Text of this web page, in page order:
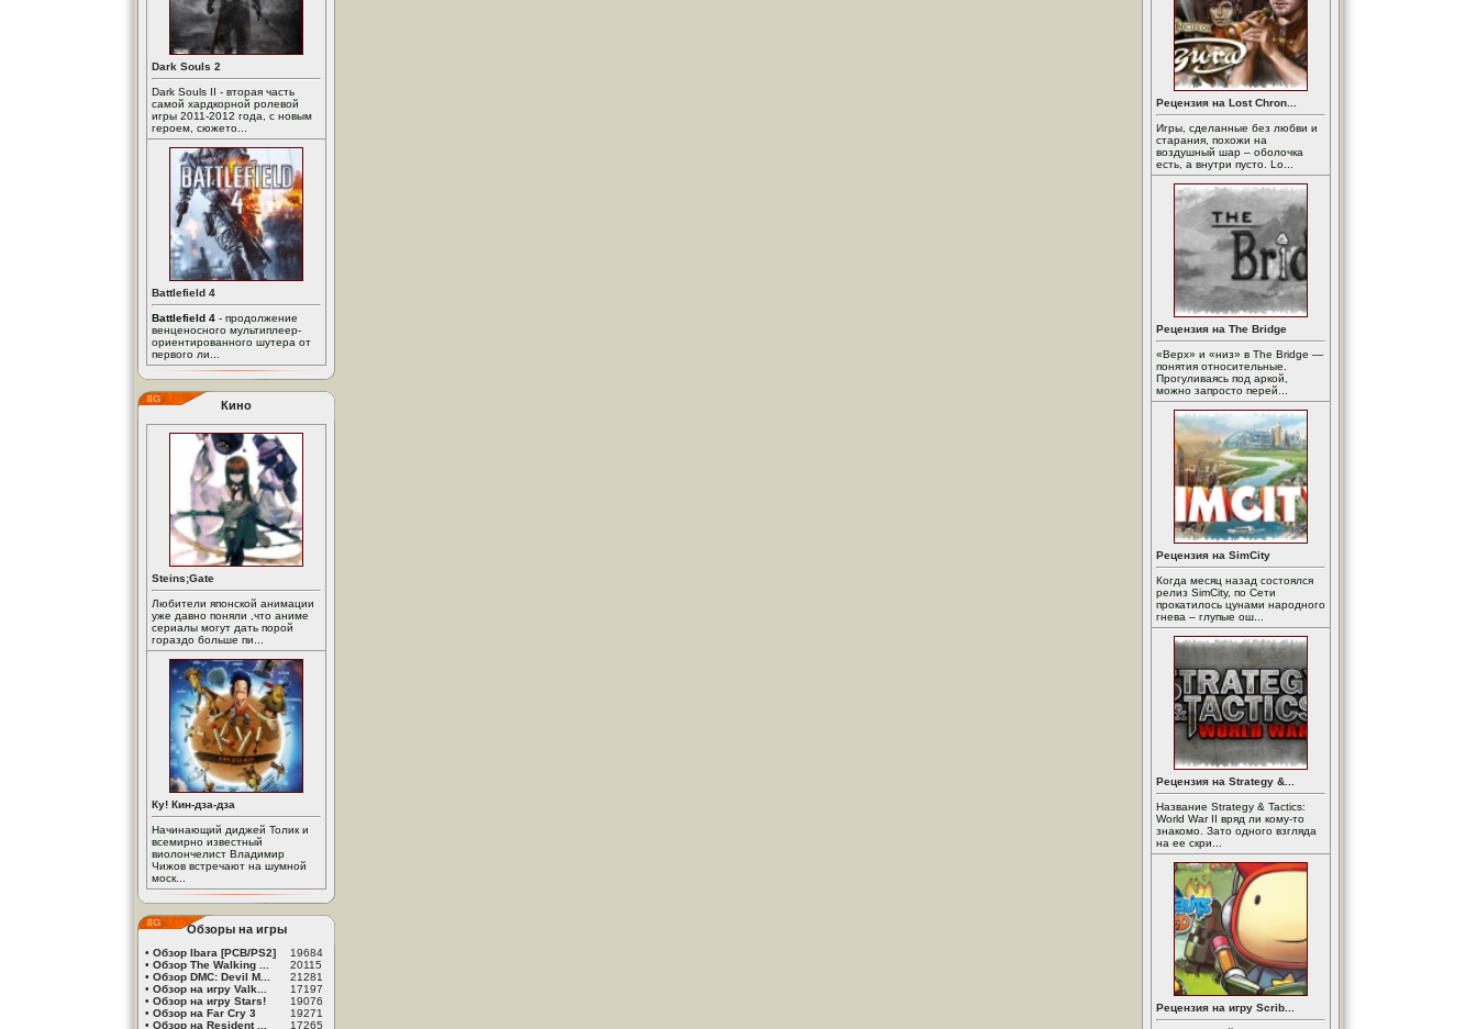
Dark Souls 2
Dark Souls II - вторая часть
самой хардкорной ролевой
игры 2011-2012 года, с новым
героем, сюжето...
Battlefield 4
Battlefield 4 - продолжение
венценосного мультиплеер-
ориентированного шутера от
первого ли...
Кино
Steins;Gate
Любители японской анимации
уже давно поняли ,что аниме
сериалы могут дать порой
гораздо больше пи...
Ку! Кин-дза-дза
Начинающий диджей Толик и
всемирно известный
виолончелист Владимир
Чижов встречают на шумной
моск...
Обзоры на игры
• Обзор Ibara [PCB/PS2]
19684
• Обзор The Walking ...
20115
• Обзор DMC: Devil M...
21281
• Обзор на игру Valk...
17197
• Обзор на игру Stars!
19076
• Обзор на Far Cry 3
19271
• Обзор на Resident ... 17265
Рецензия на Lost Chron...
Игры, сделанные без любви и
старания, похожи на
воздушный шар – оболочка
есть, а внутри пусто. Lo...
Рецензия на The Bridge
«Верх» и «низ» в The Bridge —
понятия относительные.
Прогуливаясь под аркой,
можно запросто перей...
Рецензия на SimCity
Когда месяц назад состоялся
релиз SimCity, по Сети
прокатилось цунами народного
гнева – глупые ош...
Рецензия на Strategy &...
Название Strategy & Tactics:
World War II вряд ли кому-то
знакомо. Зато одного взгляда
на ее скри...
Рецензия на игру Scrib...